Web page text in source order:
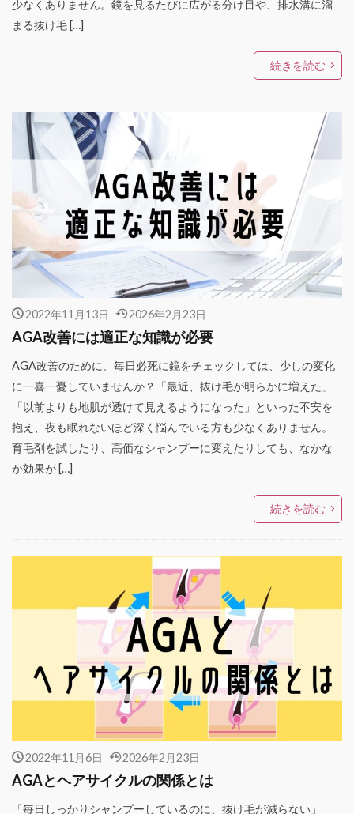
少なくありません。鏡を見るたびに広がる分け目や、排水溝に溜
まる抜け毛 […]
続きを読む
2022年11月13日 2026年2月23日
AGA改善には適正な知識が必要
AGA改善のために、毎日必死に鏡をチェックしては、少しの変化
に一喜一憂していませんか？「最近、抜け毛が明らかに増えた」
「以前よりも地肌が透けて見えるようになった」といった不安を
抱え、夜も眠れないほど深く悩んでいる方も少なくありません。
育毛剤を試したり、高価なシャンプーに変えたりしても、なかな
か効果が […]
続きを読む
2022年11月6日 2026年2月23日
AGAとヘアサイクルの関係とは
「毎日しっかりシャンプーしているのに、抜け毛が減らない」